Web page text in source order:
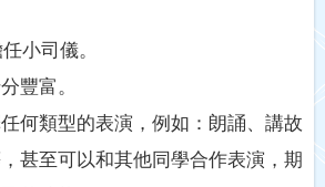
小司儀。
豐富。
何類型的表演，例如：朗誦、講故
甚至可以和其他同學合作表演，期